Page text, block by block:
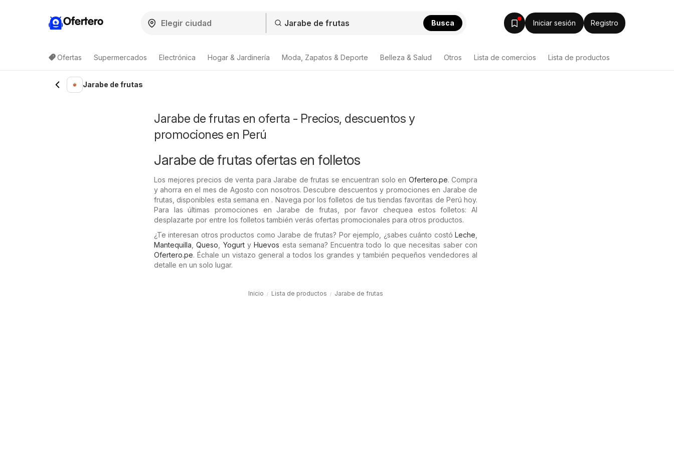
Ofertero Busca Iniciar sesión Registro
Ofertas Supermercados Electrónica Hogar & Jardinería Moda, Zapatos & Deporte Belleza & Salud Otros Lista de comercios Lista de productos
Jarabe de frutas
Jarabe de frutas en oferta - Precios, descuentos y
promociones en Perú
Jarabe de frutas ofertas en folletos
Los mejores precios de venta para Jarabe de frutas se encuentran solo en Ofertero.pe. Compra
y ahorra en el mes de Agosto con nosotros. Descubre descuentos y promociones en Jarabe de
frutas, disponibles esta semana en . Navega por los folletos de tus tiendas favoritas de Perú hoy.
Para las últimas promociones en Jarabe de frutas, por favor chequea estos folletos: Al
desplazarte por entre los folletos también verás ofertas promocionales para otros productos.
¿Te interesan otros productos como Jarabe de frutas? Por ejemplo, ¿sabes cuánto costó Leche
Mantequilla ,Queso YogurtyHuevos esta semana? Encuentra todo lo que necesitas saber con
Ofertero.pe. Échale un vistazo general a todos los grandes y también pequeños vendedores al
detalle en un solo lugar.
Inicio Lista de productos Jarabe de frutas